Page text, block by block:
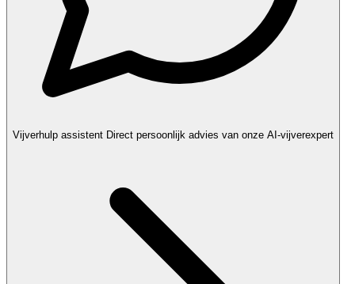
Vijverhulp assistent Direct persoonlijk advies van onze AI-vijverexpert